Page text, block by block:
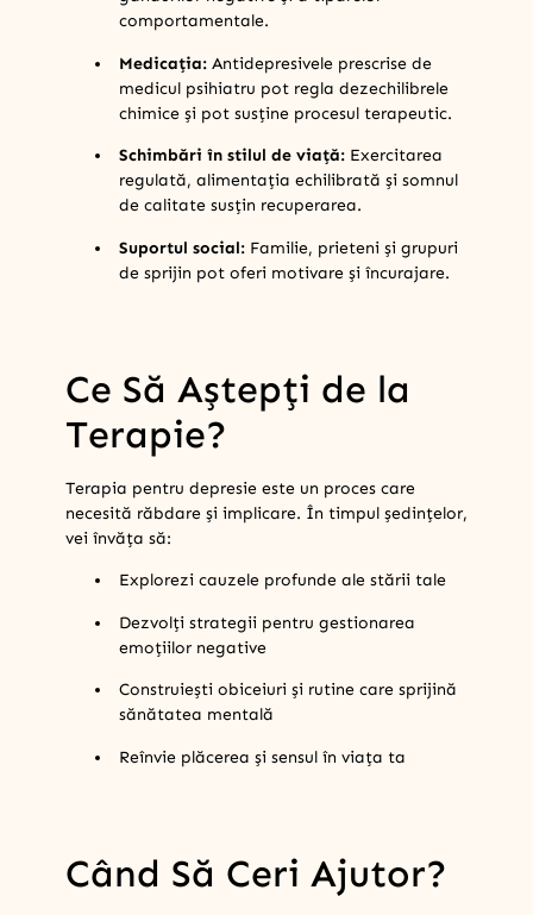
comportamentale.
Medicația: Antidepresivele prescrise de
medicul psihiatru pot regla dezechilibrele
chimice și pot susține procesul terapeutic.
Schimbări în stilul de viață: Exercitarea
regulată, alimentația echilibrată și somnul
de calitate susțin recuperarea.
Suportul social: Familie, prieteni și grupuri
de sprijin pot oferi motivare și încurajare.
Ce Să Aștepți de la
Terapie?
Terapia pentru depresie este un proces care
necesită răbdare și implicare. În timpul ședințelor,
vei învăța să:
Explorezi cauzele profunde ale stării tale
Dezvolți strategii pentru gestionarea
emoțiilor negative
Construiești obiceiuri și rutine care sprijină
sănătatea mentală
Reînvie plăcerea și sensul în viața ta
Când Să Ceri Ajutor?